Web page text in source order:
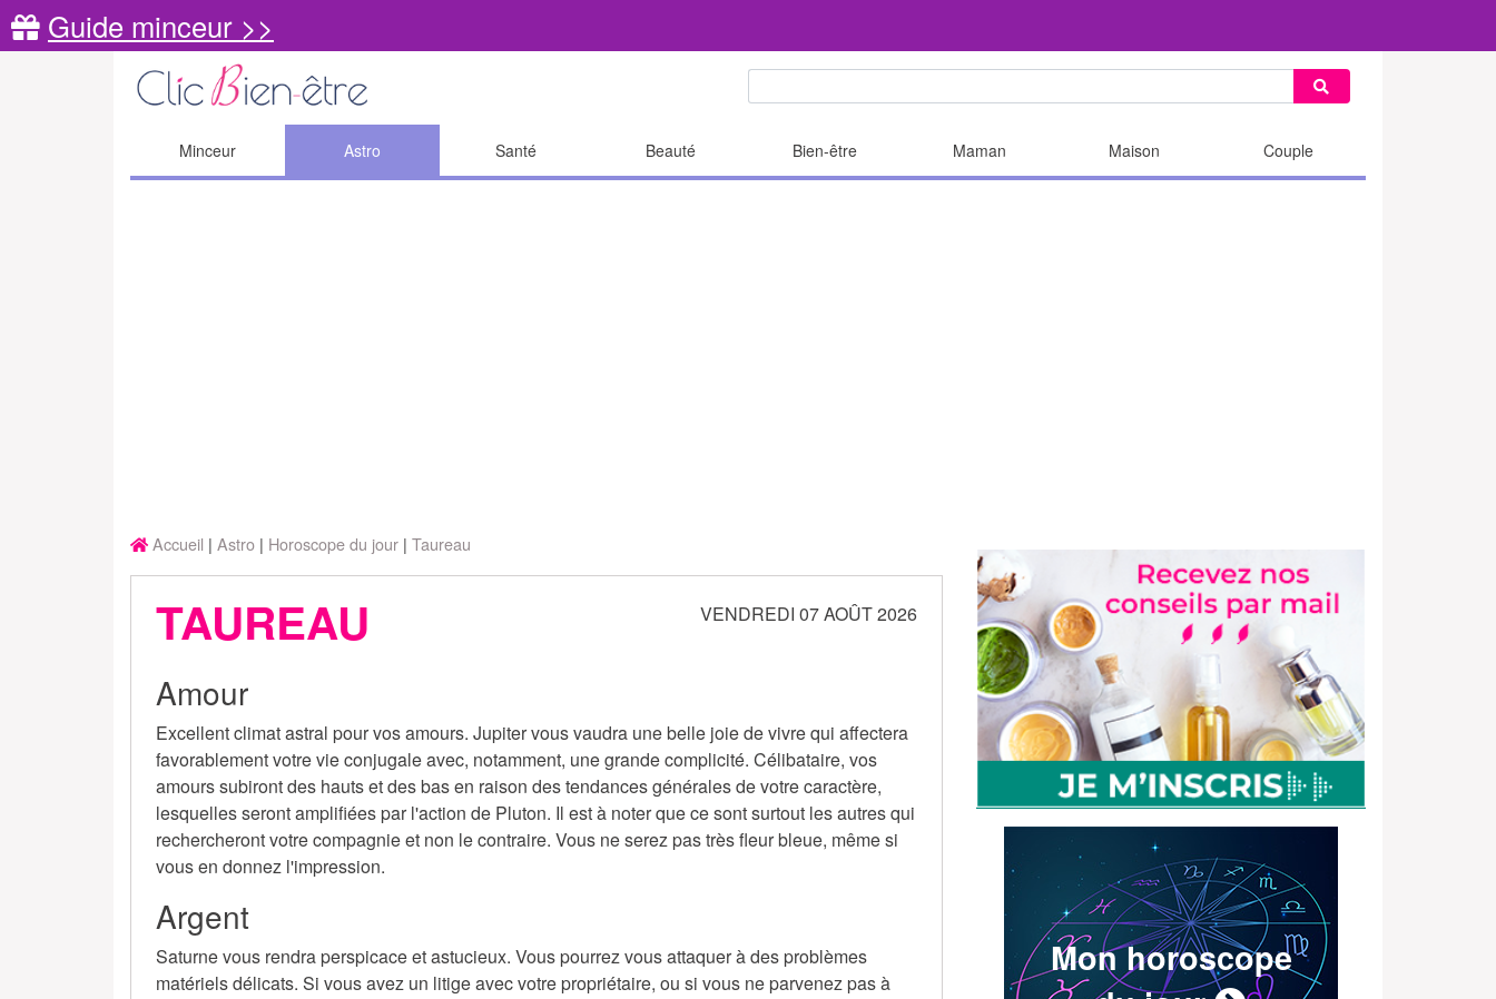
Guide minceur >>
Minceur Astro Santé Beauté Bien-être Maman Maison Couple
Accueil Astro Horoscope du jour Taureau
TAUREAU VENDREDI 07 AOÛT 2026
Amour
Excellent climat astral pour vos amours. Jupiter vous vaudra une belle joie de vivre qui affectera
favorablement votre vie conjugale avec, notamment, une grande complicité. Célibataire, vos
amours subiront des hauts et des bas en raison des tendances générales de votre caractère,
lesquelles seront amplifiées par l'action de Pluton. Il est à noter que ce sont surtout les autres qui
rechercheront votre compagnie et non le contraire. Vous ne serez pas très fleur bleue, même si
vous en donnez l'impression.
Argent
Saturne vous rendra perspicace et astucieux. Vous pourrez vous attaquer à des problèmes
matériels délicats. Si vous avez un litige avec votre propriétaire, ou si vous ne parvenez pas à
Mon horoscope